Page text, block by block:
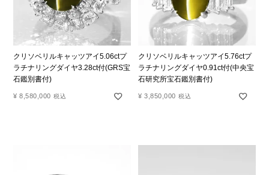
クリソベリルキャッツアイ5.06ctプ
ラチナリングダイヤ3.28ct付(GRS宝
石鑑別書付)
¥ 8,580,000 税込
クリソベリルキャッツアイ5.76ctプ
ラチナリングダイヤ0.91ct付(中央宝
石研究所宝石鑑別書付)
¥ 3,850,000 税込